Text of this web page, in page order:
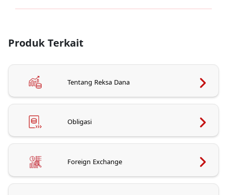
Produk Terkait
Tentang Reksa Dana
Obligasi
Foreign Exchange